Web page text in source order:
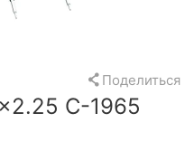
Поделиться
C-1965